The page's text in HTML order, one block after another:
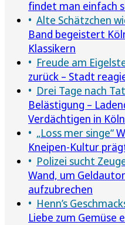
findet man einfach
Alte Schätzchen
Band begeistert
Klassikern
Freude am
zurück – Stadt
Drei Tage nach
Belästigung –
Verdächtigen in Köln
„Loss mer singe“
Kneipen-Kultur
Polizei sucht
Wand, um
aufzubrechen
Henn’s
Liebe zum Gemüse